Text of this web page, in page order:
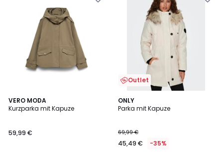
VERO MODA
Kurzparka mit Kapuze
59,99 €
Outlet
ONLY
Parka mit Kapuze
69,99 €
45,49 € -35%
4,5
/ 5